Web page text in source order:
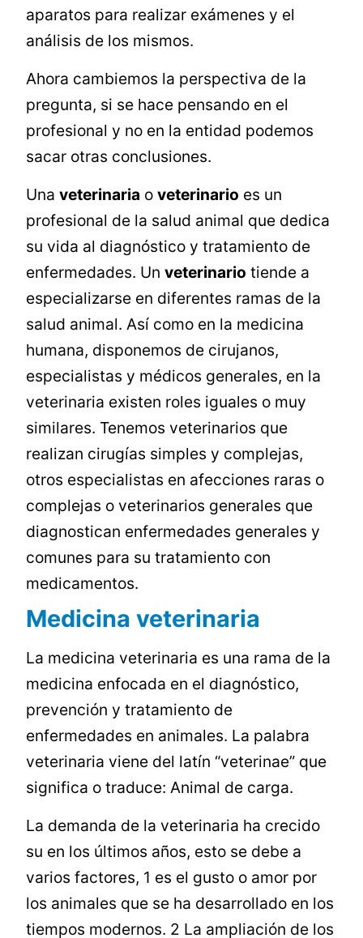
aparatos para realizar exámenes y el
análisis de los mismos.
Ahora cambiemos la perspectiva de la
pregunta, si se hace pensando en el
profesional y no en la entidad podemos
sacar otras conclusiones.
Unaveterinaria oveterinario es un
profesional de la salud animal que dedica
su vida al diagnóstico y tratamiento de
enfermedades. Unveterinario tiende a
especializarse en diferentes ramas de la
salud animal. Así como en la medicina
humana, disponemos de cirujanos,
especialistas y médicos generales, en la
veterinaria existen roles iguales o muy
similares. Tenemos veterinarios que
realizan cirugías simples y complejas,
otros especialistas en afecciones raras o
complejas o veterinarios generales que
diagnostican enfermedades generales y
comunes para su tratamiento con
medicamentos.
Medicina veterinaria
La medicina veterinaria es una rama de la
medicina enfocada en el diagnóstico,
prevención y tratamiento de
enfermedades en animales. La palabra
veterinaria viene del latín “veterinae” que
significa o traduce: Animal de carga.
La demanda de la veterinaria ha crecido
su en los últimos años, esto se debe a
varios factores, 1 es el gusto o amor por
los animales que se ha desarrollado en los
tiempos modernos. 2 La ampliación de los